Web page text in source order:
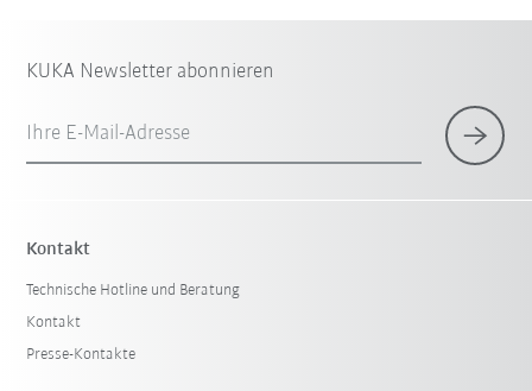
KUKA Newsletter abonnieren
Ihre E-Mail-Adresse
Kontakt
Technische Hotline und Beratung
Kontakt
Presse-Kontakte